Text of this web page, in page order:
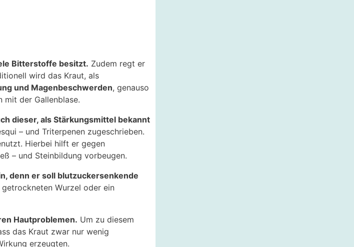
Bitterstoffe besitzt. Zudem regt er
wird das Kraut, als
und Magenbeschwerden, genauso
mit der Gallenblase.
dieser, als Stärkungsmittel bekannt
– und Triterpenen zugeschrieben.
Hierbei hilft er gegen
– und Steinbildung vorbeugen.
denn er soll blutzuckersenkende
Wurzel oder ein
Hautproblemen. Um zu diesem
das Kraut zwar nur wenig
erzeugten.